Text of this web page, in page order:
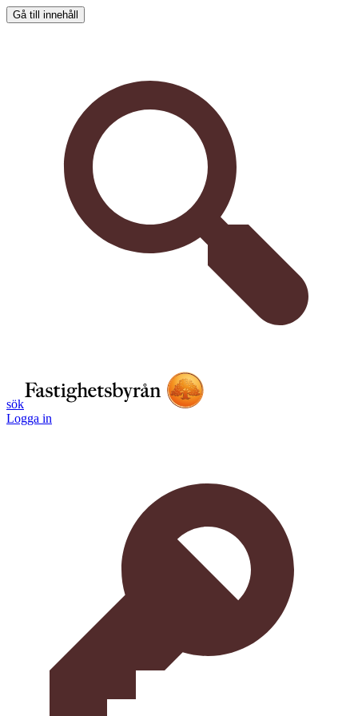
Gå till innehåll
sök
Logga in